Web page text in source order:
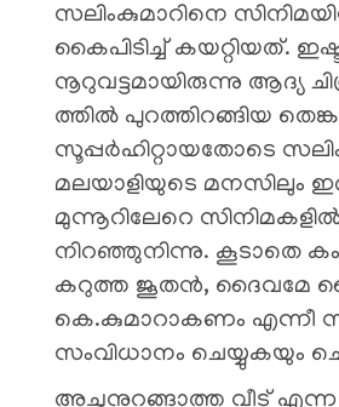
സലിംകുമാറിനെ
കൈപിടിച്ച് കയറ്റിയത്.
നൂറുവട്ടമായിരുന്നു ആദ്യ
ത്തിൽ പുറത്തിറങ്ങിയ
സൂപ്പർഹിറ്റായതോടെ
മലയാളിയുടെ മനസിലും
മുന്നൂറിലേറെ
നിറഞ്ഞുനിന്നു. കൂടാതെ
കറുത്ത ജൂതൻ, ദൈവമേ
കെ.കുമാറാകണം എന്നീ
സംവിധാനം ചെയ്യുകയും
അച്ഛനുറങ്ങാത്ത വീട് എന്ന